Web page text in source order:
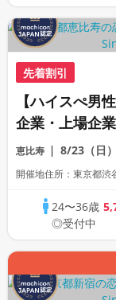
先着割引
【ハイスぺ男
企業・上場企
者・医師・歯
ケメン×20代
恵比寿 8/23（日）
開催地住所：東京都
24〜36歳
◎受付中